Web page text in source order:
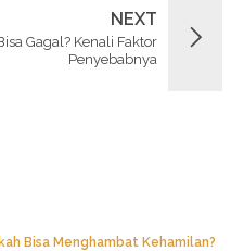
NEXT
Gagal? Kenali Faktor
Penyebabnya
Bisa Menghambat Kehamilan?